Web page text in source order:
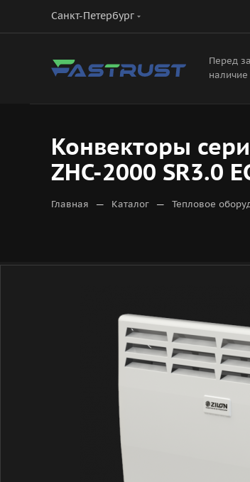
Санкт-Петербург
Перед
Конвекторы
ZHC-2000 SR3.0
Главная — Каталог — Тепловое